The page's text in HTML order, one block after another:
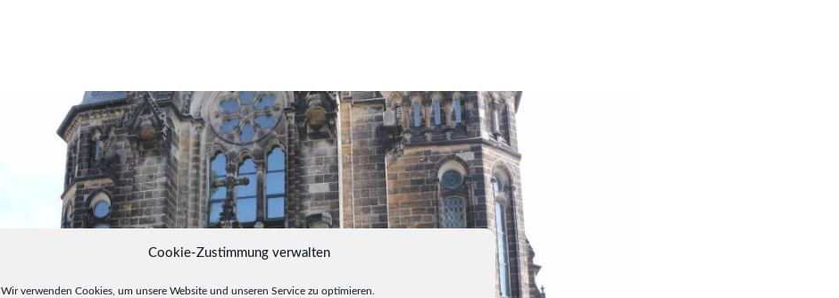
Cookie-Zustimmung verwalten
Wir verwenden Cookies, um unsere Website und unseren Service zu optimieren.